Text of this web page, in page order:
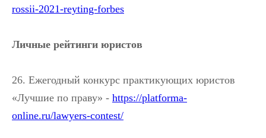
rossii-2021-reyting-forbes
Личные рейтинги юристов
26. Ежегодный конкурс практикующих юристов
«Лучшие по праву» - https://platforma-
online.ru/lawyers-contest/